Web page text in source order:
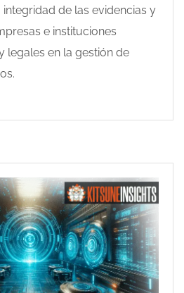
de las evidencias y
e instituciones
legales en la gestión de